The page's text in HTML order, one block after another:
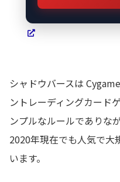
シャドウバースは
ントレーディングカード
ンプルなルールでありな
2020年現在でも人気で
います。